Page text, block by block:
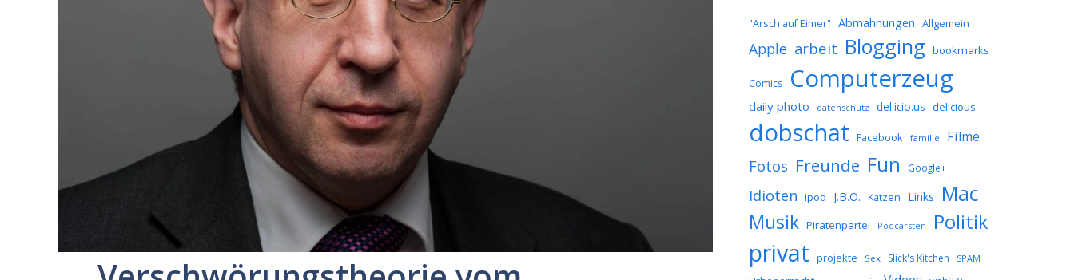
"Arsch auf Eimer" Abmahnungen Allgemein
Apple arbeit Blogging bookmarks
Comics Computerzeug
daily photo datenschutz del.icio.us delicious
dobschat Facebook familie Filme
Fotos Freunde Fun Google+
Idioten ipod J.B.O. Katzen Links Mac
Musik Piratenpartei Podcarsten Politik
privat projekte Sex Slick's Kitchen SPAM